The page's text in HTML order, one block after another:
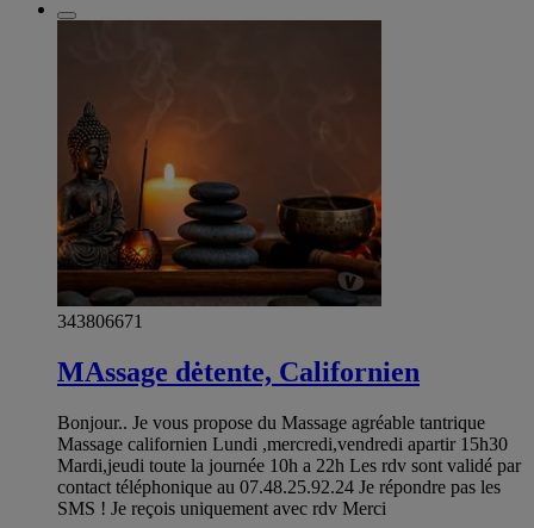
343806671
MAssage dėtente, Californien
Bonjour.. Je vous propose du Massage agréable tantrique
Massage californien Lundi ,mercredi,vendredi apartir 15h30
Mardi,jeudi toute la journée 10h a 22h Les rdv sont validé par
contact téléphonique au 07.48.25.92.24 Je répondre pas les
SMS ! Je reçois uniquement avec rdv Merci